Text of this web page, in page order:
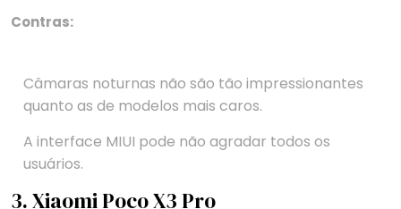
Contras:
Câmaras noturnas não são tão impressionantes
quanto as de modelos mais caros.
A interface MIUI pode não agradar todos os
usuários.
3. Xiaomi Poco X3 Pro